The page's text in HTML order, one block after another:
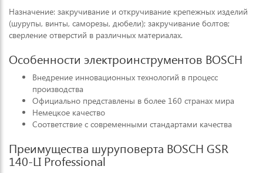
Назначение: закручивание и откручивание крепежных изделий
(шурупы, винты, саморезы, дюбели); закручивание болтов;
сверление отверстий в различных материалах.
Особенности электроинструментов BOSCH
Внедрение инновационных технологий в процесс
производства
Официально представлены в более 160 странах мира
Немецкое качество
Соответствие с современными стандартами качества
Преимущества шуруповерта BOSCH GSR
140-LI Professional